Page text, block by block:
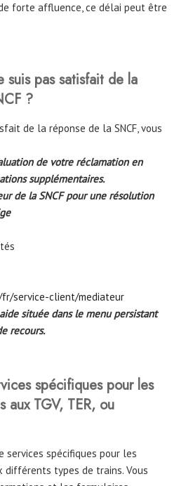
forte affluence, ce délai peut être
pas satisfait de la
?
de la réponse de la SNCF, vous
de votre réclamation en
supplémentaires.
de la SNCF pour une résolution
service-client/mediateur
située dans le menu persistant
recours.
spécifiques pour les
aux TGV, TER, ou
services spécifiques pour les
différents types de trains. Vous